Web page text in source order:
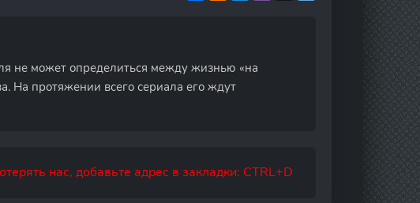
не может определиться между жизнью «на
На протяжении всего сериала его ждут
нас, добавьте адрес в закладки: CTRL+D